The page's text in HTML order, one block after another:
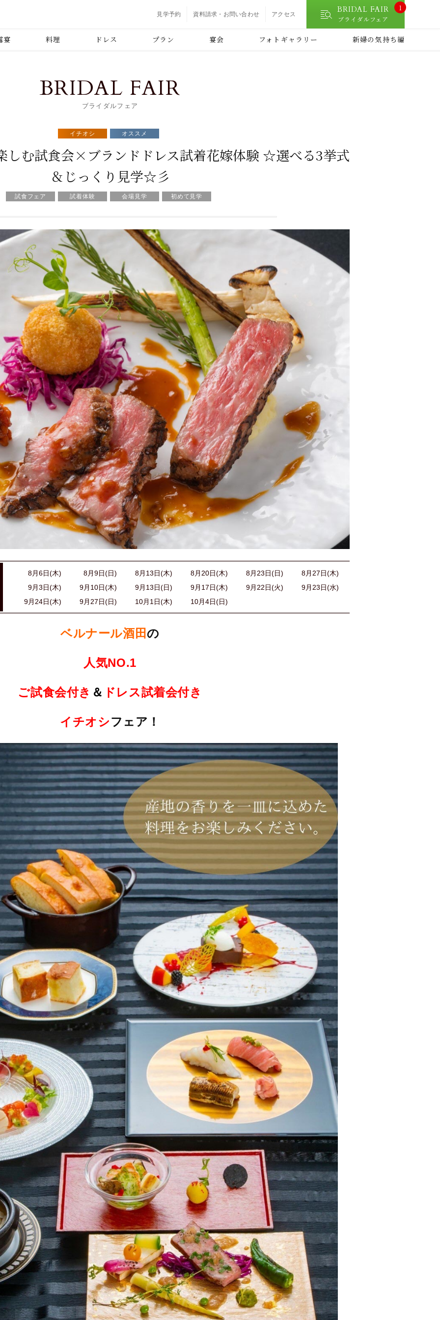
見学予約 資料請求・お問い合わせ アクセス BRIDAL FAIR
ブライダルフェア
1
宴 料理 ドレス プラン 宴会 フォトギャラリー 新婦の気持ち編
BRIDAL FAIR
ブライダルフェア
イチオシ オススメ
む試食会×ブランドドレス試着花嫁体験 ☆選べる3挙式
＆じっくり見学☆彡
試食フェア 試着体験 会場見学 初めて見学
8月6日(木) 8月9日(日) 8月13日(木) 8月20日(木) 8月23日(日)
8月27日(木)
9月3日(木)
9月10日(木) 9月13日(日) 9月17日(木) 9月22日(火)
9月23日(水)
9月24日(木)
9月27日(日) 10月1日(木) 10月4日(日)
ベルナール酒田 の
人気NO.1
ご試食会付き ＆ ドレス試着会付き
イチオシフェア！